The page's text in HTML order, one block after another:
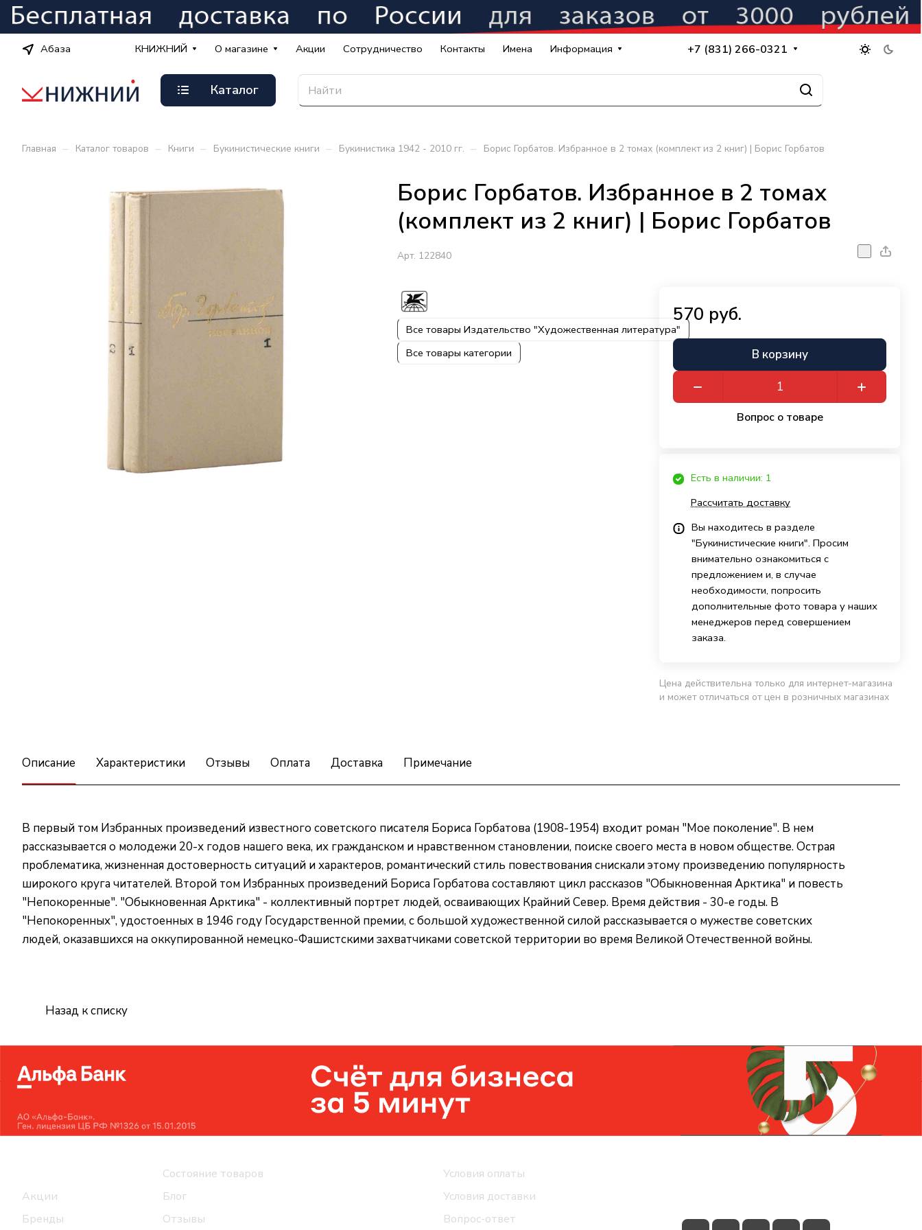
Абаза КНИЖНИЙ О магазине Акции Сотрудничество Контакты Имена Информация +7 (831) 266-0321
Каталог
Главная – Каталог товаров – Книги – Букинистические книги – Букинистика 1942 - 2010 гг. – Борис Горбатов. Избранное в 2 томах (комплект из 2 книг) | Борис Горбатов
Борис Горбатов. Избранное в 2 томах
(комплект из 2 книг) | Борис Горбатов
Арт. 122840
Все товары Издательство "Художественная литература"
Все товары категории
570 руб.
В корзину
Вопрос о товаре
Есть в наличии: 1
Рассчитать доставку
Вы находитесь в разделе
"Букинистические книги". Просим
внимательно ознакомиться с
предложением и, в случае
необходимости, попросить
дополнительные фото товара у наших
менеджеров перед совершением
заказа.
Цена действительна только для интернет-магазина
и может отличаться от цен в розничных магазинах
Описание Характеристики Отзывы Оплата Доставка Примечание
В первый том Избранных произведений известного советского писателя Бориса Горбатова (1908-1954) входит роман "Мое поколение". В нем
рассказывается о молодежи 20-х годов нашего века, их гражданском и нравственном становлении, поиске своего места в новом обществе. Острая
проблематика, жизненная достоверность ситуаций и характеров, романтический стиль повествования снискали этому произведению популярность
широкого круга читателей. Второй том Избранных произведений Бориса Горбатова составляют цикл рассказов "Обыкновенная Арктика" и повесть
"Непокоренные". "Обыкновенная Арктика" - коллективный портрет людей, осваивающих Крайний Север. Время действия - 30-е годы. В
"Непокоренных", удостоенных в 1946 году Государственной премии, с большой художественной силой рассказывается о мужестве советских
людей, оказавшихся на оккупированной немецко-Фашистскими захватчиками советской территории во время Великой Отечественной войны.
Назад к списку
Акции
Бренды
Состояние товаров
Блог
Отзывы
Условия оплаты
Условия доставки
Вопрос-ответ